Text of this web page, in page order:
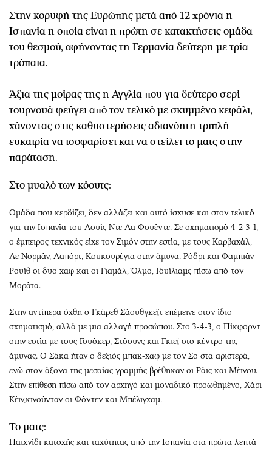
Στην κορυφή της Ευρώπης μετά από 12 χρόνια η
Ισπανία η οποία είναι η πρώτη σε κατακτήσεις ομάδα
του θεσμού, αφήνοντας τη Γερμανία δεύτερη με τρία
τρόπαια.
Άξια της μοίρας της η Αγγλία που για δεύτερο σερί
τουρνουά φεύγει από τον τελικό με σκυμμένο κεφάλι,
χάνοντας στις καθυστερήσεις αδιανόητη τριπλή
ευκαιρία να ισοφαρίσει και να στείλει το ματς στην
παράταση.
Στο μυαλό των κόουτς:
Ομάδα που κερδίζει, δεν αλλάζει και αυτό ίσχυσε και στον τελικό
για την Ισπανία του Λουίς Ντε Λα Φουέντε. Σε σχηματισμό 4-2-3-1,
ο έμπειρος τεχνικός είχε τον Σιμόν στην εστία, με τους Καρβαχάλ,
Λε Νορμάν, Λαπόρτ, Κουκουρέγια στην άμυνα. Ρόδρι και Φαμπιάν
Ρουίθ οι δυο χαφ και οι Γιαμάλ, Όλμο, Γουίλιαμς πίσω από τον
Μοράτα.
Στην αντίπερα όχθη ο Γκάρεθ Σάουθγκεϊτ επέμεινε στον ίδιο
σχηματισμό, αλλά με μια αλλαγή προσώπου. Στο 3-4-3, ο Πίκφορντ
στην εστία με τους Γουόκερ, Στόουνς και Γκιεϊ στο κέντρο της
άμυνας. Ο Σάκα ήταν ο δεξιός μπακ-χαφ με τον Σο στα αριστερά,
ενώ στον άξονα της μεσαίας γραμμής βρέθηκαν οι Ράις και Μέινου.
Στην επίθεση πίσω από τον αρχηγό και μοναδικό προωθημένο, Χάρι
Κέιν,κινούνταν οι Φόντεν και Μπέλιγχαμ.
Το ματς:
Παιχνίδι κατοχής και ταχύτητας από την Ισπανία στα πρώτα λεπτά